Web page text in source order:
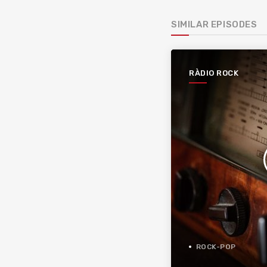
SIMILAR EPISODES
RÀDIO ROCK
ROCK-POP